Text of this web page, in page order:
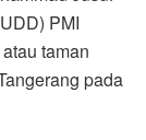
PMI
taman
pada